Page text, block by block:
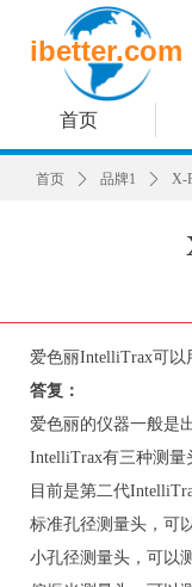
首页
ibetter.com
爱色丽IntelliTrax可以
答复：
爱色丽的仪器一般是
IntelliTrax有三种测量
目前是第二代
标准孔径测量头，可
小孔径测量头，可以
首页 ꄲ 品牌1 ꄲ X-